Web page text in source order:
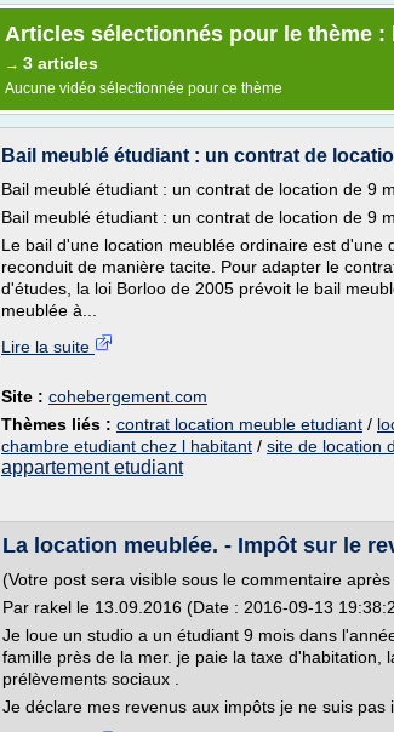
Articles sélectionnés pour le thème
→ 3 articles
Aucune vidéo sélectionnée pour ce thème
Bail meublé étudiant : un contrat de
Bail meublé étudiant : un contrat de location de 9
Bail meublé étudiant : un contrat de location de 9
Le bail d'une location meublée ordinaire est d'une
reconduit de manière tacite. Pour adapter le
d'études, la loi Borloo de 2005 prévoit le bail
meublée à...
Lire la suite
Site : cohebergement.com
Thèmes liés : contrat location meuble etudiant /
chambre etudiant chez l habitant / site de location
appartement etudiant
La location meublée. - Impôt sur le
(Votre post sera visible sous le commentaire
Par rakel le 13.09.2016 (Date : 2016-09-13
Je loue un studio a un étudiant 9 mois dans
famille près de la mer. je paie la taxe d'habitation,
prélèvements sociaux .
Je déclare mes revenus aux impôts je ne suis pas